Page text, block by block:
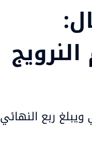
ربع النهائي